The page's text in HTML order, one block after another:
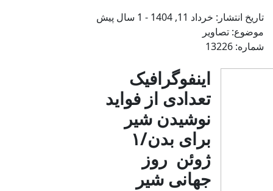
تاریخ انتشار: خرداد 11, 1404 - 1 سال پیش
موضوع:‌ تصاویر
شماره: 13226
اینفوگرافیک
تعدادی از فواید
نوشیدن شیر
برای بدن/۱
ژوئن روز
جهانی شیر